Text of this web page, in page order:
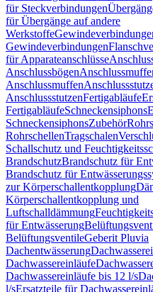
für Steckverbindungen
für Übergänge auf andere
Werkstoffe
Gewindeverbindungen
für Apparateanschlüsse
Anschlussbögen
Anschlussmuffen
AnschlussstutzenFertigabläufe
FertigabläufeSchneckensiphons
SchneckensiphonsZubehör
RohrschellenTragschalen
Schallschutz und
BrandschutzBrandschutz für
Brandschutz für
zur Körperschallentkopplung
Körperschallentkopplung und
Luftschalldämmung
für Entwässerung
BelüftungsventileGeberit Pluvia
Dachentwässerung
Dachwassereinläufe
Dachwassereinläufe bis 12 l/s
l/sErsatzteile für